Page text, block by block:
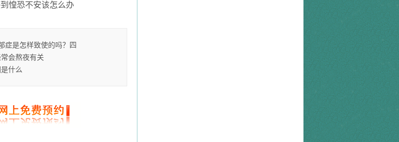
惶恐不安该怎么办
症是怎样致使的吗？四
会熬夜有关
什么